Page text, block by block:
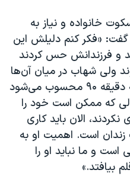
خانواده و نیاز به
«فکر کنم دلیلش این
و فرزندانش حس کردند
ولی شهاب در میان آن‌ها
نباشد. تقریبا وضعیتی است که دقیقه ۹۰ محسوب می‌شود
که ممکن است خود را
الان باید کاری
است. اهمیت او به
است و ما نباید او را
بیافتد.»